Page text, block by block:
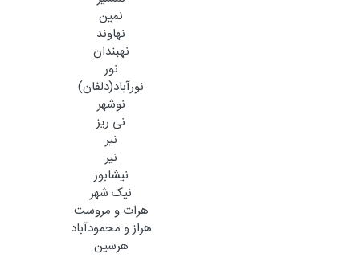
نمین
نهاوند
نهبندان
نور
نورآباد(دلفان)
نوشهر
نی ریز
نیر
نیر
نیشابور
نیک شهر
هرات و مروست
هراز و محمودآباد
هرسین